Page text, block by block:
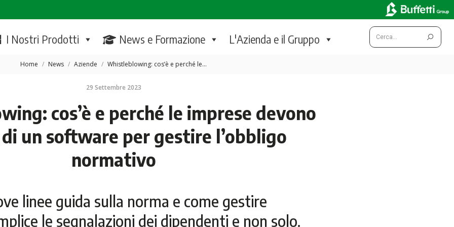
I Nostri Prodotti News e Formazione L'Azienda e il Gruppo Cerca:
Tu sei qui:
Home News Aziende Whistleblowing: cos’è e perché le…
29 Settembre 2023
cos’è e perché le imprese devono
un software per gestire l’obbligo
normativo
linee guida sulla norma e come gestire
le segnalazioni dei dipendenti e non solo.